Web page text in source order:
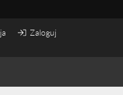
Zaloguj